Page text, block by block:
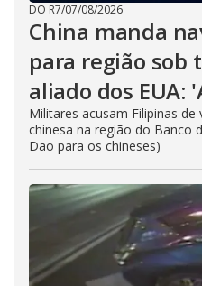
DO R7/07/08/2026
China manda
para região sob
aliado dos EUA:
Militares acusam Filipinas
chinesa na região do Banco
Dao para os chineses)